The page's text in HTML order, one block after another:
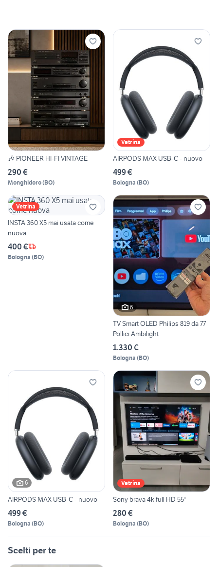
🎶 PIONEER HI-FI VINTAGE
290 €
Monghidoro(BO)
Vetrina
AIRPODS MAX USB-C - nuovo
499 €
Bologna (BO)
Vetrina
INSTA 360 X5 mai usata come
nuova
400 €
Bologna (BO)
6
TV Smart OLED Philips 819 da 77
Pollici Ambilight
1.330 €
Bologna (BO)
6
AIRPODS MAX USB-C - nuovo
499 €
Bologna (BO)
Vetrina
Sony brava 4k full HD 55"
280 €
Bologna (BO)
Scelti per te